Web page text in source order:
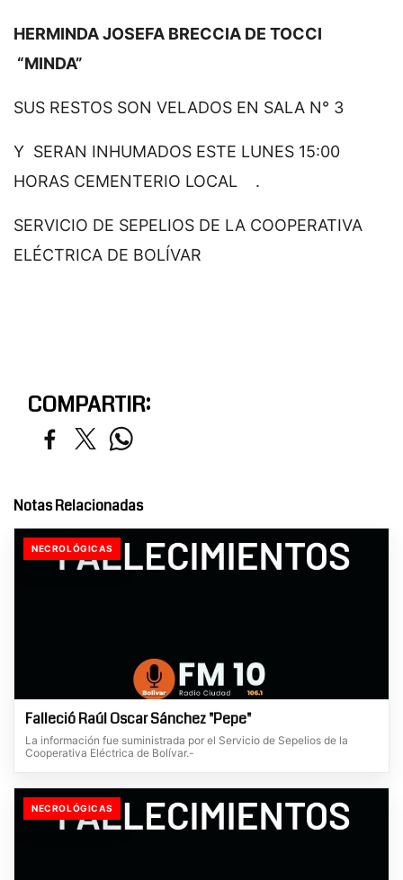
HERMINDA JOSEFA BRECCIA DE TOCCI
“MINDA”
SUS RESTOS SON VELADOS EN SALA N° 3
Y SERAN INHUMADOS ESTE LUNES 15:00
HORAS CEMENTERIO LOCAL .
SERVICIO DE SEPELIOS DE LA COOPERATIVA
ELÉCTRICA DE BOLÍVAR
COMPARTIR:
Notas Relacionadas
NECROLÓGICAS
Falleció Raúl Oscar Sánchez "Pepe"
La información fue suministrada por el Servicio de Sepelios de la
Cooperativa Eléctrica de Bolívar.-
NECROLÓGICAS